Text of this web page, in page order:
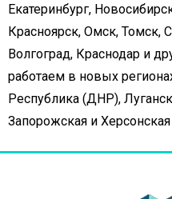
Екатеринбург,
Красноярск, Омск, Томск,
Волгоград, Краснодар и
работаем в новых
Республика (ДНР),
Запорожская и Херсонская